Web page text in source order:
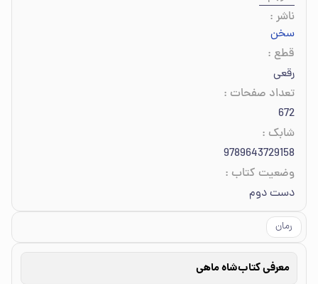
ناشر :
سخن
قطع :
رقعی
تعداد صفحات :
672
شابک :
9789643729158
وضعیت کتاب :
دست دوم
رمان
معرفی کتابشاه ماهی